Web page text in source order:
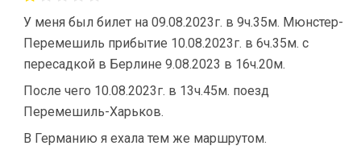
У меня был билет на 09.08.2023г. в 9ч.35м. Мюнстер-
Перемешиль прибытие 10.08.2023г. в 6ч.35м. с
пересадкой в Берлине 9.08.2023 в 16ч.20м.
После чего 10.08.2023г. в 13ч.45м. поезд
Перемешиль-Харьков.
В Германию я ехала тем же маршрутом.